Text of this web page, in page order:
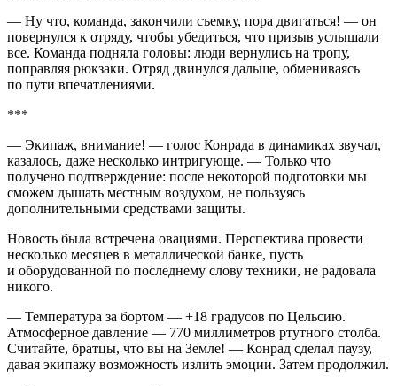
— Ну что, команда, закончили съемку, пора двигаться! — он
повернулся к отряду, чтобы убедиться, что призыв услышали
все. Команда подняла головы: люди вернулись на тропу,
поправляя рюкзаки. Отряд двинулся дальше, обмениваясь
по пути впечатлениями.
***
— Экипаж, внимание! — голос Конрада в динамиках звучал,
казалось, даже несколько интригующе. — Только что
получено подтверждение: после некоторой подготовки мы
сможем дышать местным воздухом, не пользуясь
дополнительными средствами защиты.
Новость была встречена овациями. Перспектива провести
несколько месяцев в металлической банке, пусть
и оборудованной по последнему слову техники, не радовала
никого.
— Температура за бортом — +18 градусов по Цельсию.
Атмосферное давление — 770 миллиметров ртутного столба.
Считайте, братцы, что вы на Земле! — Конрад сделал паузу,
давая экипажу возможность излить эмоции. Затем продолжил.